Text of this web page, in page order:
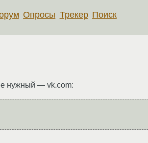
Опросы Трекер Поиск
нужный — vk.com: